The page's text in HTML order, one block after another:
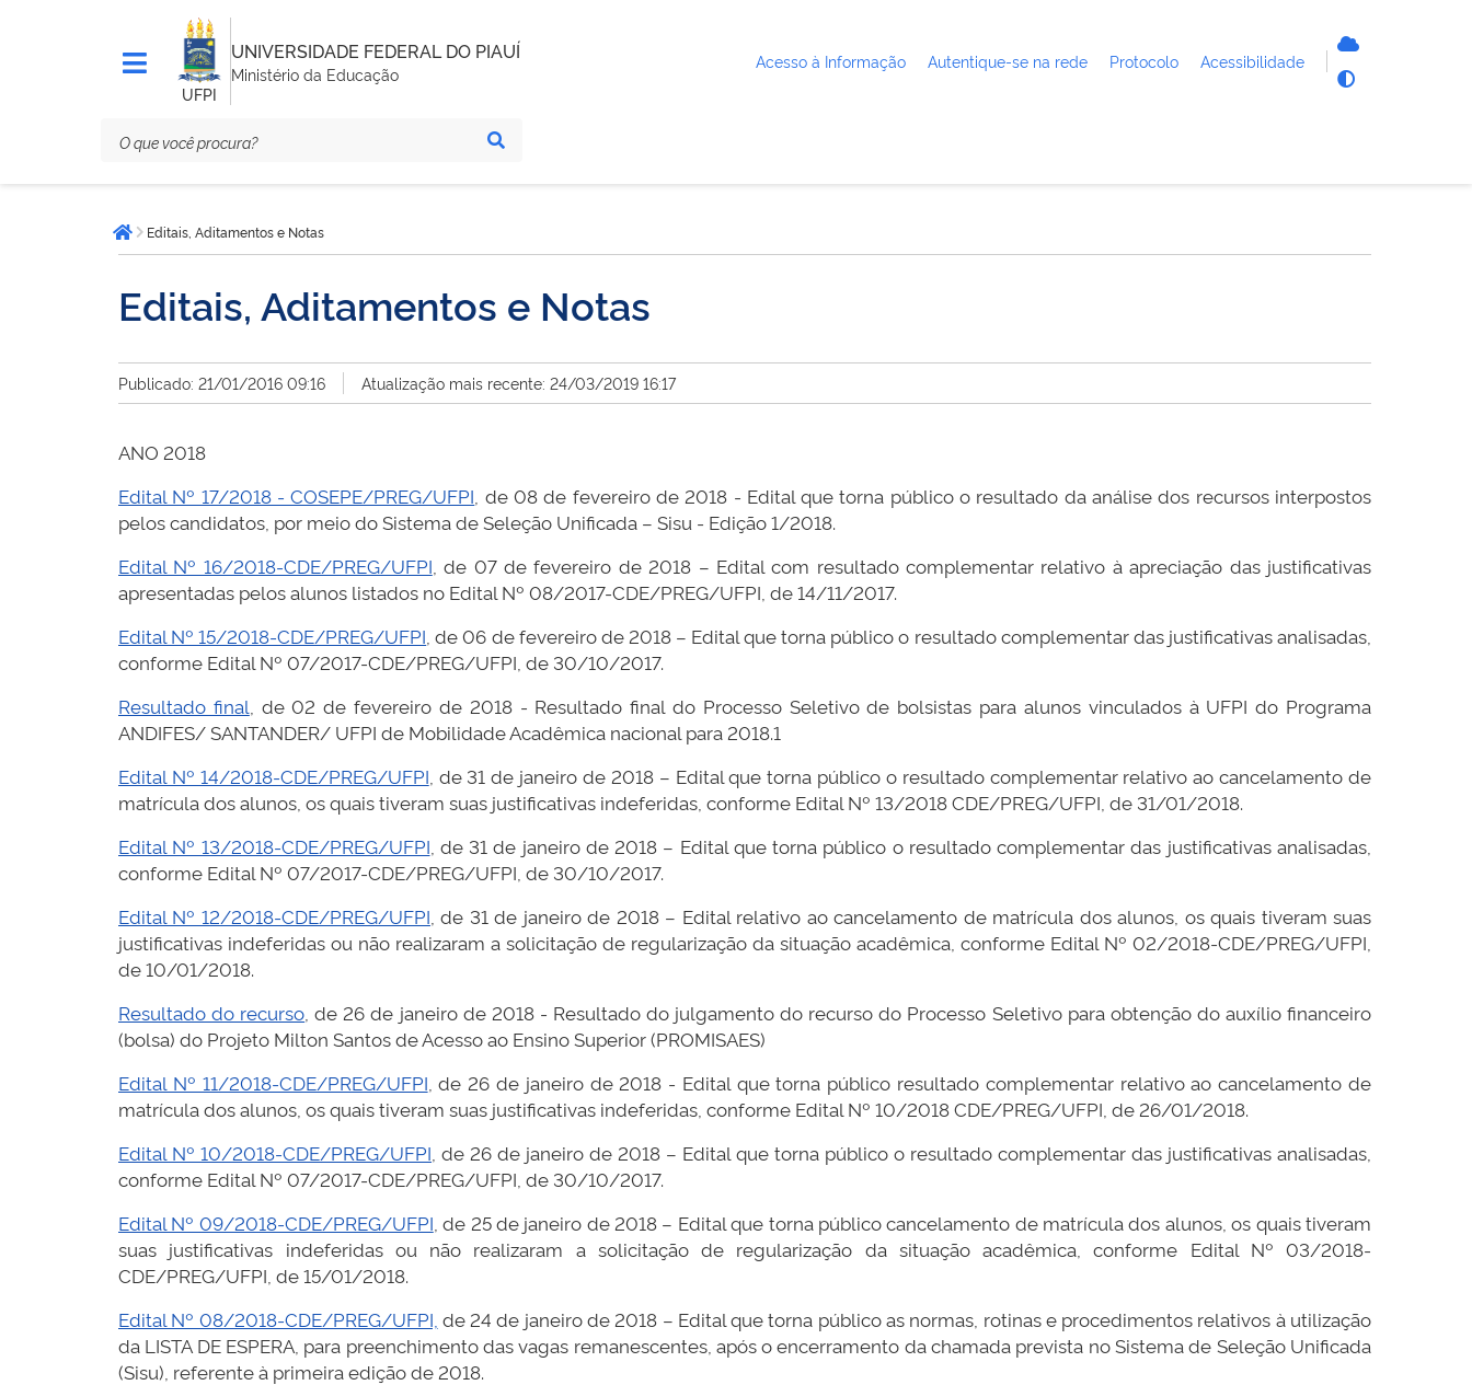
UFPI
UNIVERSIDADE FEDERAL DO PIAUÍ
Ministério da Educação
Acesso à Informação Autentique-se na rede Protocolo Acessibilidade
está
aqui:Página inicial
Editais, Aditamentos e Notas
Editais, Aditamentos e Notas
Publicado: 21/01/2016 09:16 Atualização mais recente: 24/03/2019 16:17
ANO 2018
Edital Nº 17/2018 - COSEPE/PREG/UFPI , de 08 de fevereiro de 2018 - Edital que torna público o resultado da análise dos recursos interpostos
pelos candidatos, por meio do Sistema de Seleção Unificada – Sisu - Edição 1/2018.
Edital Nº 16/2018-CDE/PREG/UFPI , de 07 de fevereiro de 2018 – Edital com resultado complementar relativo à apreciação das justificativas
apresentadas pelos alunos listados no Edital Nº 08/2017-CDE/PREG/UFPI, de 14/11/2017.
Edital Nº 15/2018-CDE/PREG/UFPI , de 06 de fevereiro de 2018 – Edital que torna público o resultado complementar das justificativas analisadas,
conforme Edital Nº 07/2017-CDE/PREG/UFPI, de 30/10/2017.
Resultado final , de 02 de fevereiro de 2018 - Resultado final do Processo Seletivo de bolsistas para alunos vinculados à UFPI do Programa
ANDIFES/ SANTANDER/ UFPI de Mobilidade Acadêmica nacional para 2018.1
Edital Nº 14/2018-CDE/PREG/UFPI , de 31 de janeiro de 2018 – Edital que torna público o resultado complementar relativo ao cancelamento de
matrícula dos alunos, os quais tiveram suas justificativas indeferidas, conforme Edital Nº 13/2018 CDE/PREG/UFPI, de 31/01/2018.
Edital Nº 13/2018-CDE/PREG/UFPI , de 31 de janeiro de 2018 – Edital que torna público o resultado complementar das justificativas analisadas,
conforme Edital Nº 07/2017-CDE/PREG/UFPI, de 30/10/2017.
Edital Nº 12/2018-CDE/PREG/UFPI , de 31 de janeiro de 2018 – Edital relativo ao cancelamento de matrícula dos alunos, os quais tiveram suas
justificativas indeferidas ou não realizaram a solicitação de regularização da situação acadêmica, conforme Edital Nº 02/2018-CDE/PREG/UFPI,
de 10/01/2018.
Resultado do recurso , de 26 de janeiro de 2018 - Resultado do julgamento do recurso do Processo Seletivo para obtenção do auxílio financeiro
(bolsa) do Projeto Milton Santos de Acesso ao Ensino Superior (PROMISAES)
Edital Nº 11/2018-CDE/PREG/UFPI , de 26 de janeiro de 2018 - Edital que torna público resultado complementar relativo ao cancelamento de
matrícula dos alunos, os quais tiveram suas justificativas indeferidas, conforme Edital Nº 10/2018 CDE/PREG/UFPI, de 26/01/2018.
Edital Nº 10/2018-CDE/PREG/UFPI , de 26 de janeiro de 2018 – Edital que torna público o resultado complementar das justificativas analisadas,
conforme Edital Nº 07/2017-CDE/PREG/UFPI, de 30/10/2017.
Edital Nº 09/2018-CDE/PREG/UFPI , de 25 de janeiro de 2018 – Edital que torna público cancelamento de matrícula dos alunos, os quais tiveram
suas justificativas indeferidas ou não realizaram a solicitação de regularização da situação acadêmica, conforme Edital Nº 03/2018-
CDE/PREG/UFPI, de 15/01/2018.
Edital Nº 08/2018-CDE/PREG/UFPI, de 24 de janeiro de 2018 – Edital que torna público as normas, rotinas e procedimentos relativos à utilização
da LISTA DE ESPERA, para preenchimento das vagas remanescentes, após o encerramento da chamada prevista no Sistema de Seleção Unificada
(Sisu), referente à primeira edição de 2018.